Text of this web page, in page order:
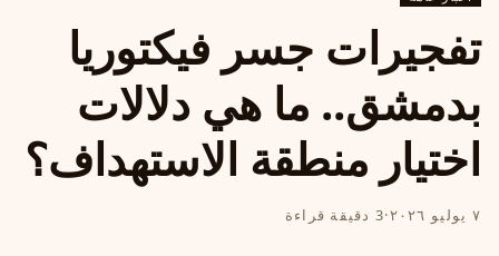
تفجيرات جسر فيكتوريا
بدمشق.. ما هي دلالات
اختيار منطقة الاستهداف؟
٧ يوليو ٢٠٢٦ ·3 دقيقة قراءة